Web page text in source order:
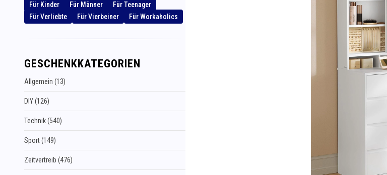
Für Kinder
Für Männer
Für Teenager
Für Verliebte
Für Vierbeiner Für Workaholics
GESCHENKKATEGORIEN
Allgemein (13)
DIY (126)
Technik (540)
Sport (149)
Zeitvertreib (476)